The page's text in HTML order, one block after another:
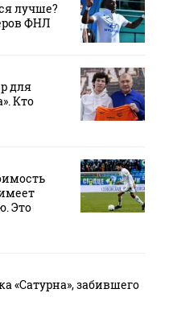
лучше?
ФНЛ
для
Кто
Это
«Сатурна», забившего